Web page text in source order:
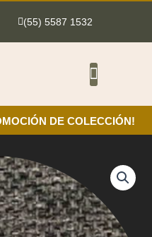
(55) 5587 1532
DE COLECCIÓN!